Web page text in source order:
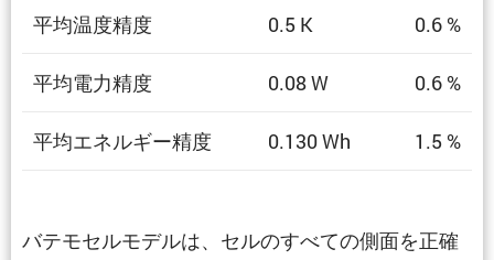
平均温度精度 0.5 K 0.6 %
平均電力精度 0.08 W 0.6 %
平均エネルギー精度 0.130 Wh 1.5 %
バテモセルモデルは、セルのすべての側面を正確